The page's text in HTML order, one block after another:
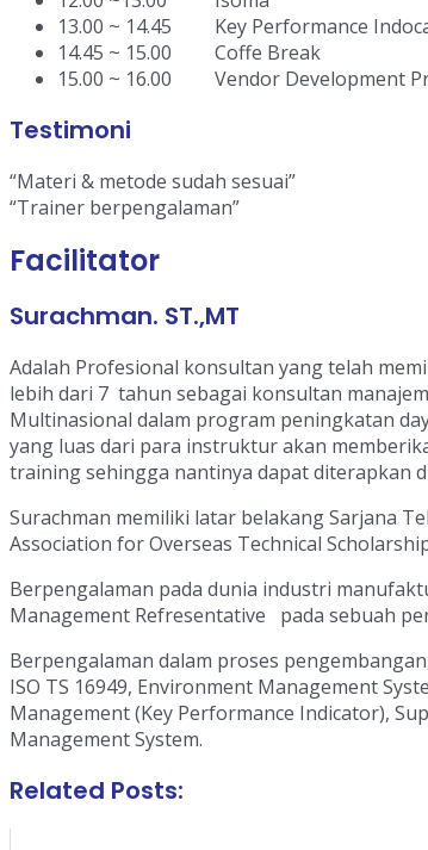
13.00 ~ 14.45 Key Performance
14.45 ~ 15.00 Coffe Break
15.00 ~ 16.00 Vendor Development
Testimoni
“Materi & metode sudah sesuai”
“Trainer berpengalaman”
Facilitator
Surachman. ST.,MT
Adalah Profesional konsultan yang telah
lebih dari 7 tahun sebagai konsultan
Multinasional dalam program peningkatan
yang luas dari para instruktur akan
training sehingga nantinya dapat diterapkan
Surachman memiliki latar belakang Sarjana
Association for Overseas Technical
Berpengalaman pada dunia industri
Management Refresentative pada sebuah
Berpengalaman dalam proses
ISO TS 16949, Environment Management
Management (Key Performance Indicator),
Management System.
Related Posts: